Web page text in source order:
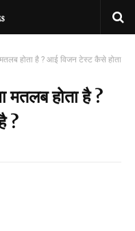
होता है ? आई विजन टेस्ट कैसे होता
होता है ?
?